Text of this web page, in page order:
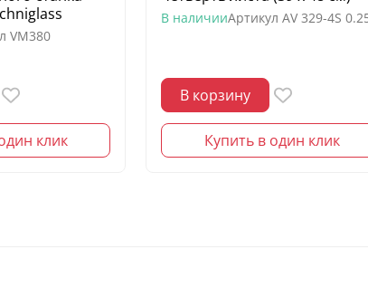
VM380
клик
В наличииАртикул AV 329-4S
В корзину
Купить в один клик